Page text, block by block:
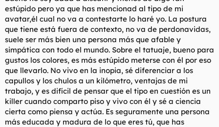
estúpido pero ya que has mencionad al tipo de mi
avatar,él cual no va a contestarte lo haré yo. La postura
que tiene está fuera de contexto, no va de perdonavidas,
suele ser más bien una persona más que afable y
simpática con todo el mundo. Sobre el tatuaje, bueno para
gustos los colores, es más estúpido meterse con él por eso
que llevarlo. No vivo en la inopia, sé diferenciar a los
capullos y los chulos a un kilómetro, ventajas de mi
trabajo, y es difícil de pensar que el tipo en cuestión es un
killer cuando comparto piso y vivo con él y sé a ciencia
cierta como piensa y actúa. Es seguramente una persona
más educada y madura de lo que eres tú, que has